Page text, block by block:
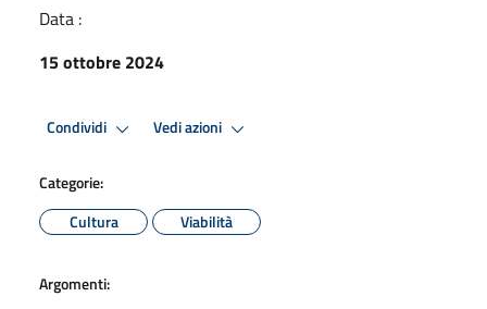
Data :
15 ottobre 2024
Condividi Vedi azioni
Categorie:
Cultura
Viabilità
Argomenti: